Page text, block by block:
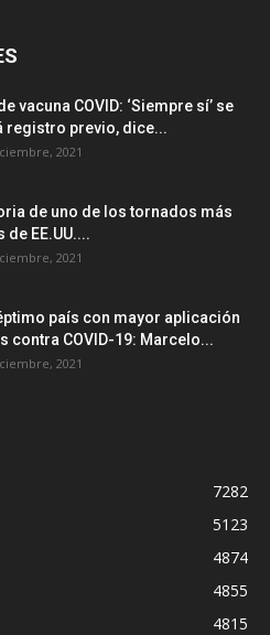
vacuna COVID: ‘Siempre sí’ se
registro previo, dice...
2021
de uno de los tornados más
EE.UU....
2021
país con mayor aplicación
contra COVID-19: Marcelo...
2021
7282
5123
4874
4855
4815